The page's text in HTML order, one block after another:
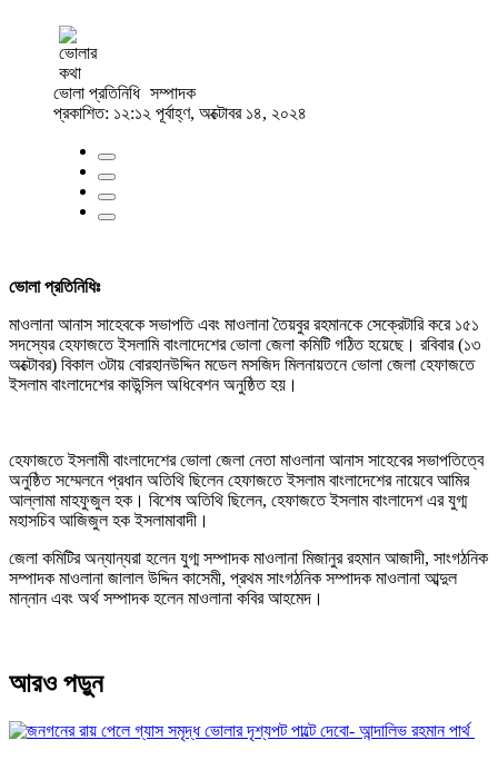
ভোলা প্রতিনিধি সম্পাদক
প্রকাশিত: ১২:১২ পূর্বাহ্ণ, অক্টোবর ১৪, ২০২৪
ভোলা প্রতিনিধিঃ
মাওলানা আনাস সাহেবকে সভাপতি এবং মাওলানা তৈয়বুর রহমানকে সেক্রেটারি করে ১৫১
সদস্যের হেফাজতে ইসলামি বাংলাদেশের ভোলা জেলা কমিটি গঠিত হয়েছে। রবিবার (১৩
অক্টোবর) বিকাল ৩টায় বোরহানউদ্দিন মডেল মসজিদ মিলনায়তনে ভোলা জেলা হেফাজতে
ইসলাম বাংলাদেশের কাউন্সিল অধিবেশন অনুষ্ঠিত হয়।
হেফাজতে ইসলামী বাংলাদেশের ভোলা জেলা নেতা মাওলানা আনাস সাহেবের সভাপতিত্বে
অনুষ্ঠিত সম্মেলনে প্রধান অতিথি ছিলেন হেফাজতে ইসলাম বাংলাদেশের নায়েবে আমির
আল্লামা মাহফুজুল হক। বিশেষ অতিথি ছিলেন, হেফাজতে ইসলাম বাংলাদেশ এর যুগ্ম
মহাসচিব আজিজুল হক ইসলামাবাদী।
জেলা কমিটির অন্যান্যরা হলেন যুগ্ম সম্পাদক মাওলানা মিজানুর রহমান আজাদী, সাংগঠনিক
সম্পাদক মাওলানা জালাল উদ্দিন কাসেমী, প্রথম সাংগঠনিক সম্পাদক মাওলানা আব্দুল
মান্নান এবং অর্থ সম্পাদক হলেন মাওলানা কবির আহমেদ।
আরও পড়ুন